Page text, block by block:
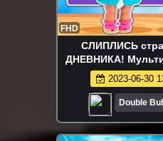
FHD
СЛИПЛИСЬ
ДНЕВНИКА!
2023-06-30
Double